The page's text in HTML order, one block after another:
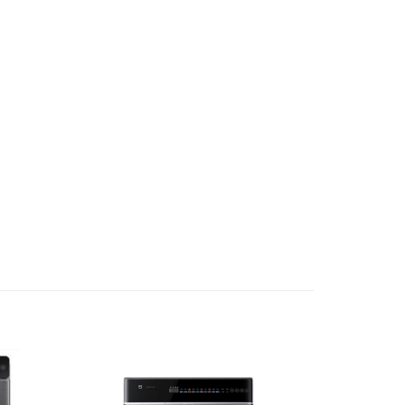
cồng kềnh như chăn mền hay rèm cửa.